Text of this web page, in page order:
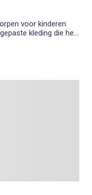
voor kinderen
kleding die het
voor ouders en
te optimaliseren